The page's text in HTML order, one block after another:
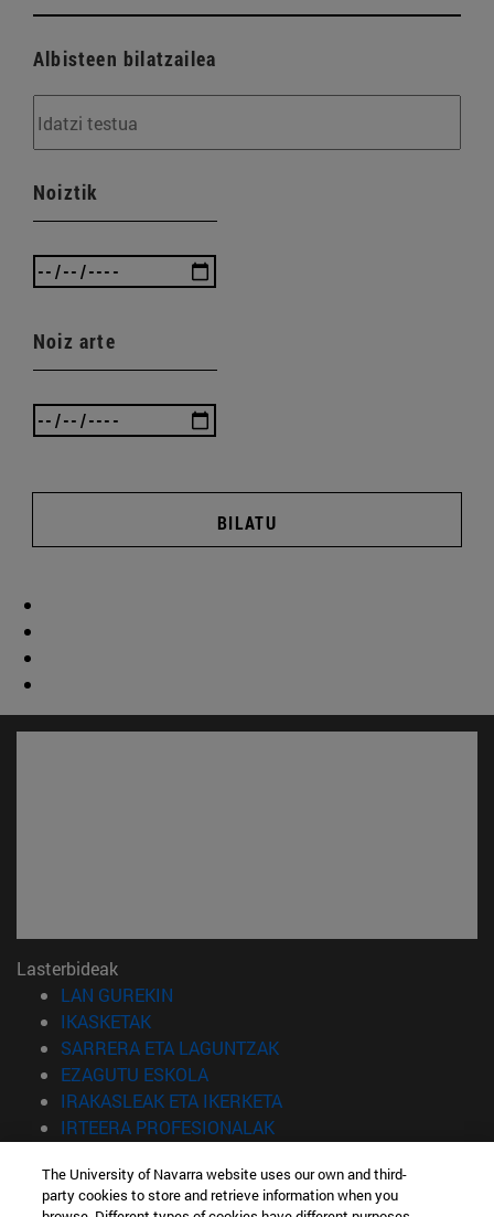
Albisteen bilatzailea
Noiztik
Noiz arte
BILATU
Lasterbideak
LAN GUREKIN
IKASKETAK(Beste leiho batean irekiko da)
SARRERA ETA LAGUNTZAK(Beste leiho batean irekiko
EZAGUTU ESKOLA(Beste leiho batean irekiko da)
IRAKASLEAK ETA IKERKETA(Beste leiho batean irekiko
IRTEERA PROFESIONALAK(Beste leiho batean irekiko
Informazioa
The University of Navarra website uses our own and third-
party cookies to store and retrieve information when you